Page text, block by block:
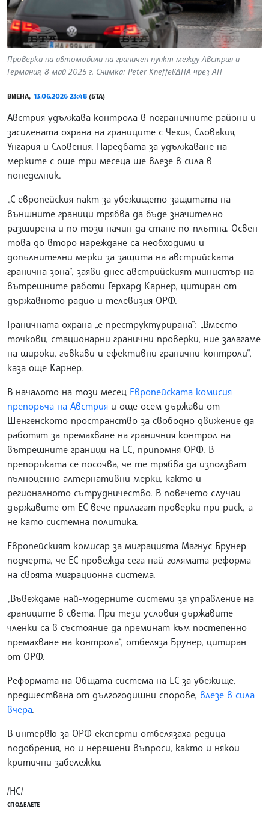
Проверка на автомобили на граничен пункт между Австрия и
Германия, 8 май 2025 г. Снимка: Peter Kneffel/ДПА чрез АП
ВИЕНА, 13.06.2026 23:48 (БТА)
Австрия удължава контрола в пограничните райони и
засилената охрана на границите с Чехия, Словакия,
Унгария и Словения. Наредбата за удължаване на
мерките с още три месеца ще влезе в сила в
понеделник.
„С европейския пакт за убежището защитата на
външните граници трябва да бъде значително
разширена и по този начин да стане по-плътна. Освен
това до второ нареждане са необходими и
допълнителни мерки за защита на австрийската
гранична зона“, заяви днес австрийският министър на
вътрешните работи Герхард Карнер, цитиран от
държавното радио и телевизия ОРФ.
Граничната охрана „е преструктурирана“: „Вместо
точкови, стационарни гранични проверки, ние залагаме
на широки, гъвкави и ефективни гранични контроли“,
каза още Карнер.
В началото на този месец Европейската комисия
препоръча на Австрия и още осем държави от
Шенгенското пространство за свободно движение да
работят за премахване на граничния контрол на
вътрешните граници на ЕС, припомня ОРФ. В
препоръката се посочва, че те трябва да използват
пълноценно алтернативни мерки, както и
регионалното сътрудничество. В повечето случаи
държавите от ЕС вече прилагат проверки при риск, а
не като системна политика.
Европейският комисар за миграцията Магнус Брунер
подчерта, че ЕС провежда сега най-голямата реформа
на своята миграционна система.
„Въвеждаме най-модерните системи за управление на
границите в света. При тези условия държавите
членки са в състояние да преминат към постепенно
премахване на контрола“, отбеляза Брунер, цитиран
от ОРФ.
Реформата на Общата система на ЕС за убежище,
предшествана от дългогодишни спорове, влезе в сила
вчера.
В интервю за ОРФ експерти отбелязаха редица
подобрения, но и нерешени въпроси, както и някои
критични забележки.
/НС/
СПОДЕЛЕТЕ